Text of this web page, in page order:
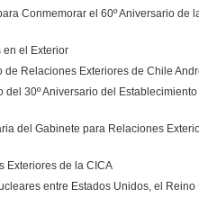
Conmemorar el 60º Aniversario de
en el Exterior
Relaciones Exteriores de Chile
30º Aniversario del
del Gabinete para Relaciones
Exteriores de la CICA
entre Estados Unidos, el Reino